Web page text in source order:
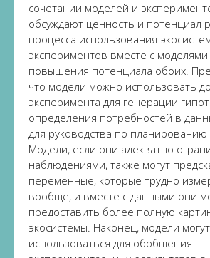
сочетании моделей и
обсуждают ценность и потенциал
процесса использования
экспериментов вместе с моделями
повышения потенциала обоих.
что модели можно использовать
эксперимента для генерации
определения потребностей в
для руководства по планированию
Модели, если они адекватно
наблюдениями, также могут
переменные, которые трудно
вообще, и вместе с данными они
предоставить более полную
экосистемы. Наконец, модели могут
использоваться для обобщения